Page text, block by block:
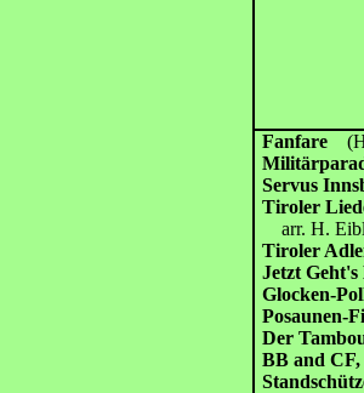
Fanfare
Servus
Tiroler
arr. H.
Tiroler
Jetzt
Glocken-
Posaunen-
Der
BB and